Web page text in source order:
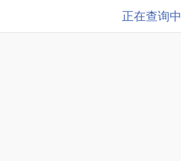
正在查询中